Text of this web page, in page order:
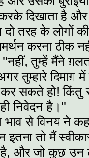
दिखाता है और
तरह के लोगों
करना ठीक
''नहीं, तुम्हें मैंने
तुम्हारे दिमाग़
सकते हो! किंतु
निवेदन है।''
भाव से विनय ने
इतना तो मैं
और जो कुछ उन